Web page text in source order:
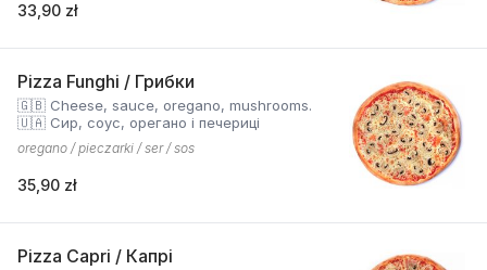
33,90 zł
Pizza Funghi / Грибки
🇬🇧 Cheese, sauce, oregano, mushrooms.
🇺🇦 Сир, соус, орегано і печериці
oregano / pieczarki / ser / sos
35,90 zł
Pizza Capri / Капрі